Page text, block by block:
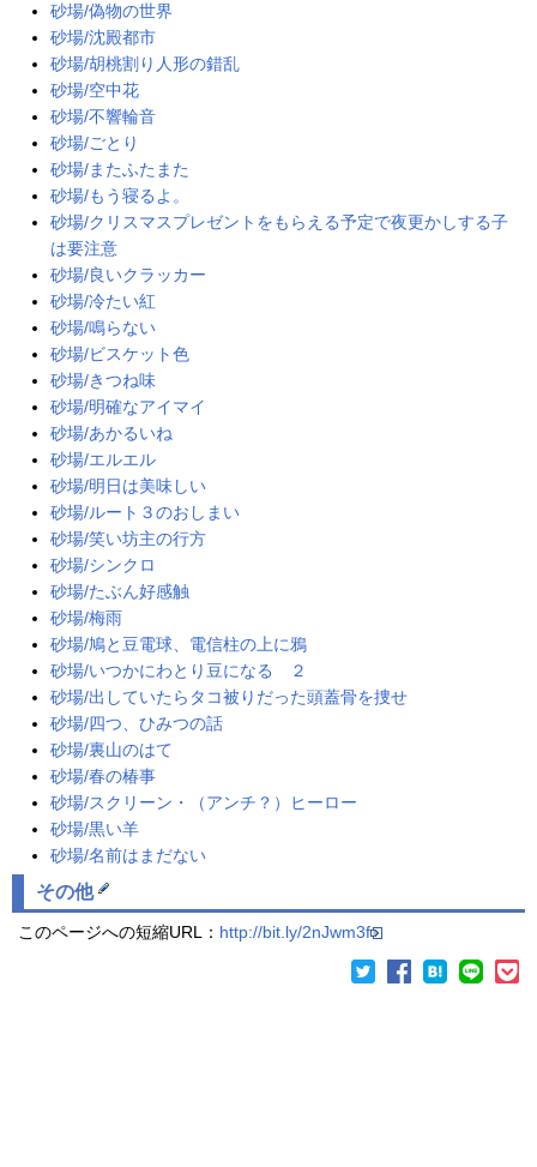
砂場/偽物の世界
砂場/沈殿都市
砂場/胡桃割り人形の錯乱
砂場/空中花
砂場/不響輪音
砂場/ごとり
砂場/またふたまた
砂場/もう寝るよ。
砂場/クリスマスプレゼントをもらえる予定で夜更かしする子
は要注意
砂場/良いクラッカー
砂場/冷たい紅
砂場/鳴らない
砂場/ビスケット色
砂場/きつね味
砂場/明確なアイマイ
砂場/あかるいね
砂場/エルエル
砂場/明日は美味しい
砂場/ルート３のおしまい
砂場/笑い坊主の行方
砂場/シンクロ
砂場/たぶん好感触
砂場/梅雨
砂場/鳩と豆電球、電信柱の上に鴉
砂場/いつかにわとり豆になる ２
砂場/出していたらタコ被りだった頭蓋骨を捜せ
砂場/四つ、ひみつの話
砂場/裏山のはて
砂場/春の椿事
砂場/スクリーン・（アンチ？）ヒーロー
砂場/黒い羊
砂場/名前はまだない
その他
このページへの短縮URL： http://bit.ly/2nJwm3f